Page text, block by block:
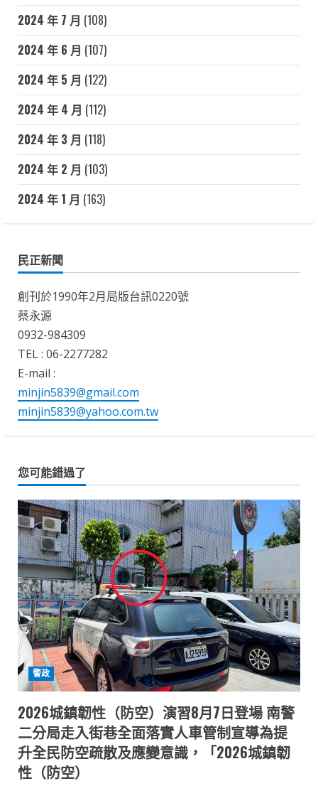
2024 年 7 月 (108)
2024 年 6 月 (107)
2024 年 5 月 (122)
2024 年 4 月 (112)
2024 年 3 月 (118)
2024 年 2 月 (103)
2024 年 1 月 (163)
民正新聞
創刊於1990年2月局版台訊0220號
蔡永源
0932-984309
TEL : 06-2277282
E-mail :
minjin5839@gmail.com
minjin5839@yahoo.com.tw
您可能錯過了
警政
2026城鎮韌性（防空）演習8月7日登場 南警
二分局走入街巷全面落實人車管制宣導為提
升全民防空疏散及應變意識，「2026城鎮韌
性（防空）